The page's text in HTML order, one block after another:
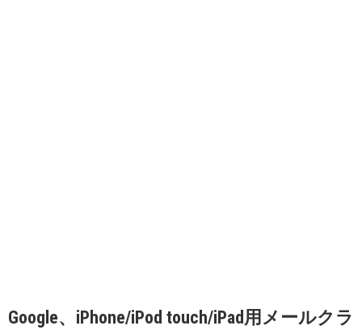
Google、iPhone/iPod touch/iPad用メールクラ